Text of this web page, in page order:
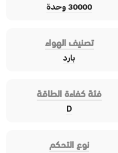
30000 وحدة
تصنيف الهواء
بارد
فئة كفاءة الطاقة
D
نوع التحكم